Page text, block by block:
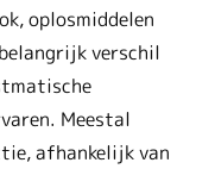
oplosmiddelen
verschil
Meestal
afhankelijk van